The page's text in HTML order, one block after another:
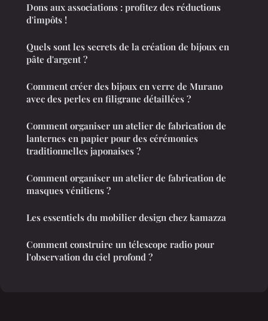
Dons aux associations : profitez des réductions
d'impôts !
Quels sont les secrets de la création de bijoux en
pâte d'argent ?
Comment créer des bijoux en verre de Murano
avec des perles en filigrane détaillées ?
Comment organiser un atelier de fabrication de
lanternes en papier pour des cérémonies
traditionnelles japonaises ?
Comment organiser un atelier de fabrication de
masques vénitiens ?
Les essentiels du mobilier design chez kamazza
Comment construire un télescope radio pour
l'observation du ciel profond ?